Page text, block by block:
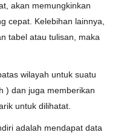
akan memungkinkan
cepat. Kelebihan lainnya,
tabel atau tulisan, maka
wilayah untuk suatu
) dan juga memberikan
untuk dilihatat.
adalah mendapat data